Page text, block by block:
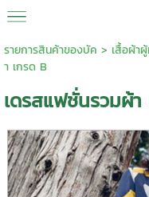
รายการสินค้าของบัค > เสื้อผ้า
า เกรด B
เดรสแฟชั่นรวมผ้า